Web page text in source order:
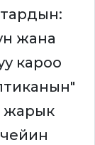
жана
кароо
жарык